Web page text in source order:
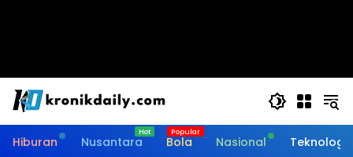
Hiburan Nusantara Bola Nasional Teknologi